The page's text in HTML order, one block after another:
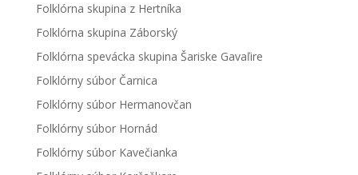
Folklórna skupina z Hertníka
Folklórna skupina Záborský
Folklórna spevácka skupina Šariske Gavaľire
Folklórny súbor Čarnica
Folklórny súbor Hermanovčan
Folklórny súbor Hornád
Folklórny súbor Kavečianka